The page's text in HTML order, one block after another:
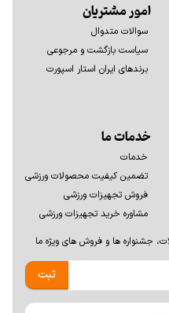
امور مشتریان
سوالات متدوال
سیاست بازگشت و مرجوعی
برندهای ایران استار اسپورت
خدمات ما
خدمات
تضمین کیفیت محصولات ورزشی
فروش تجهیزات ورزشی
مشاوره خرید تجهیزات ورزشی
جشنواره ها و فروش های ويژه ما
ثبت